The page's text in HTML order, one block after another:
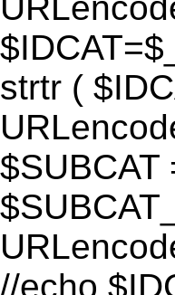
strtr (
$SUBCAT
//echo